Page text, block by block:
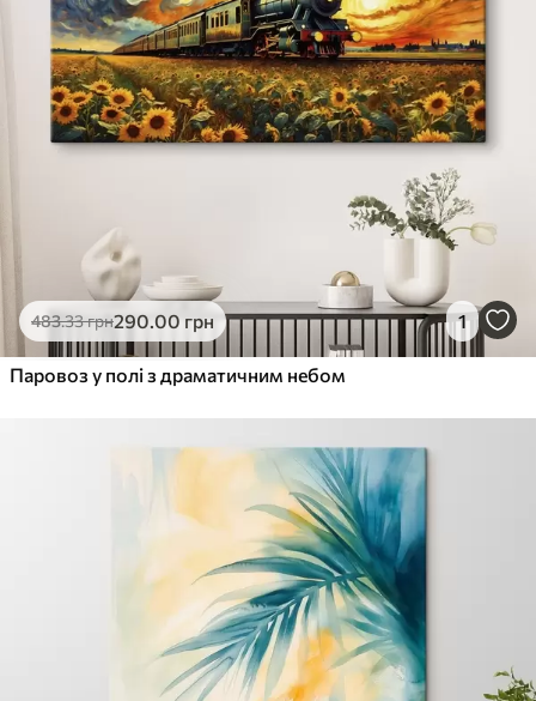
483.33грн290.00 грн 1
Паровоз у полі з драматичним небом